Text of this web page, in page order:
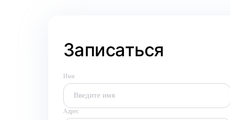
Записаться
Имя
Адрес